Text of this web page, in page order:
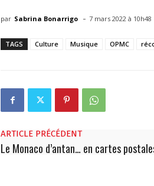
par Sabrina Bonarrigo - 7 mars 2022 à 10h48
TAGS Culture Musique OPMC
ARTICLE PRÉCÉDENT
Le Monaco d’antan… en cartes